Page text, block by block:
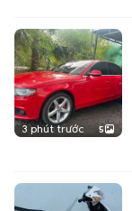
3 phút trước 5